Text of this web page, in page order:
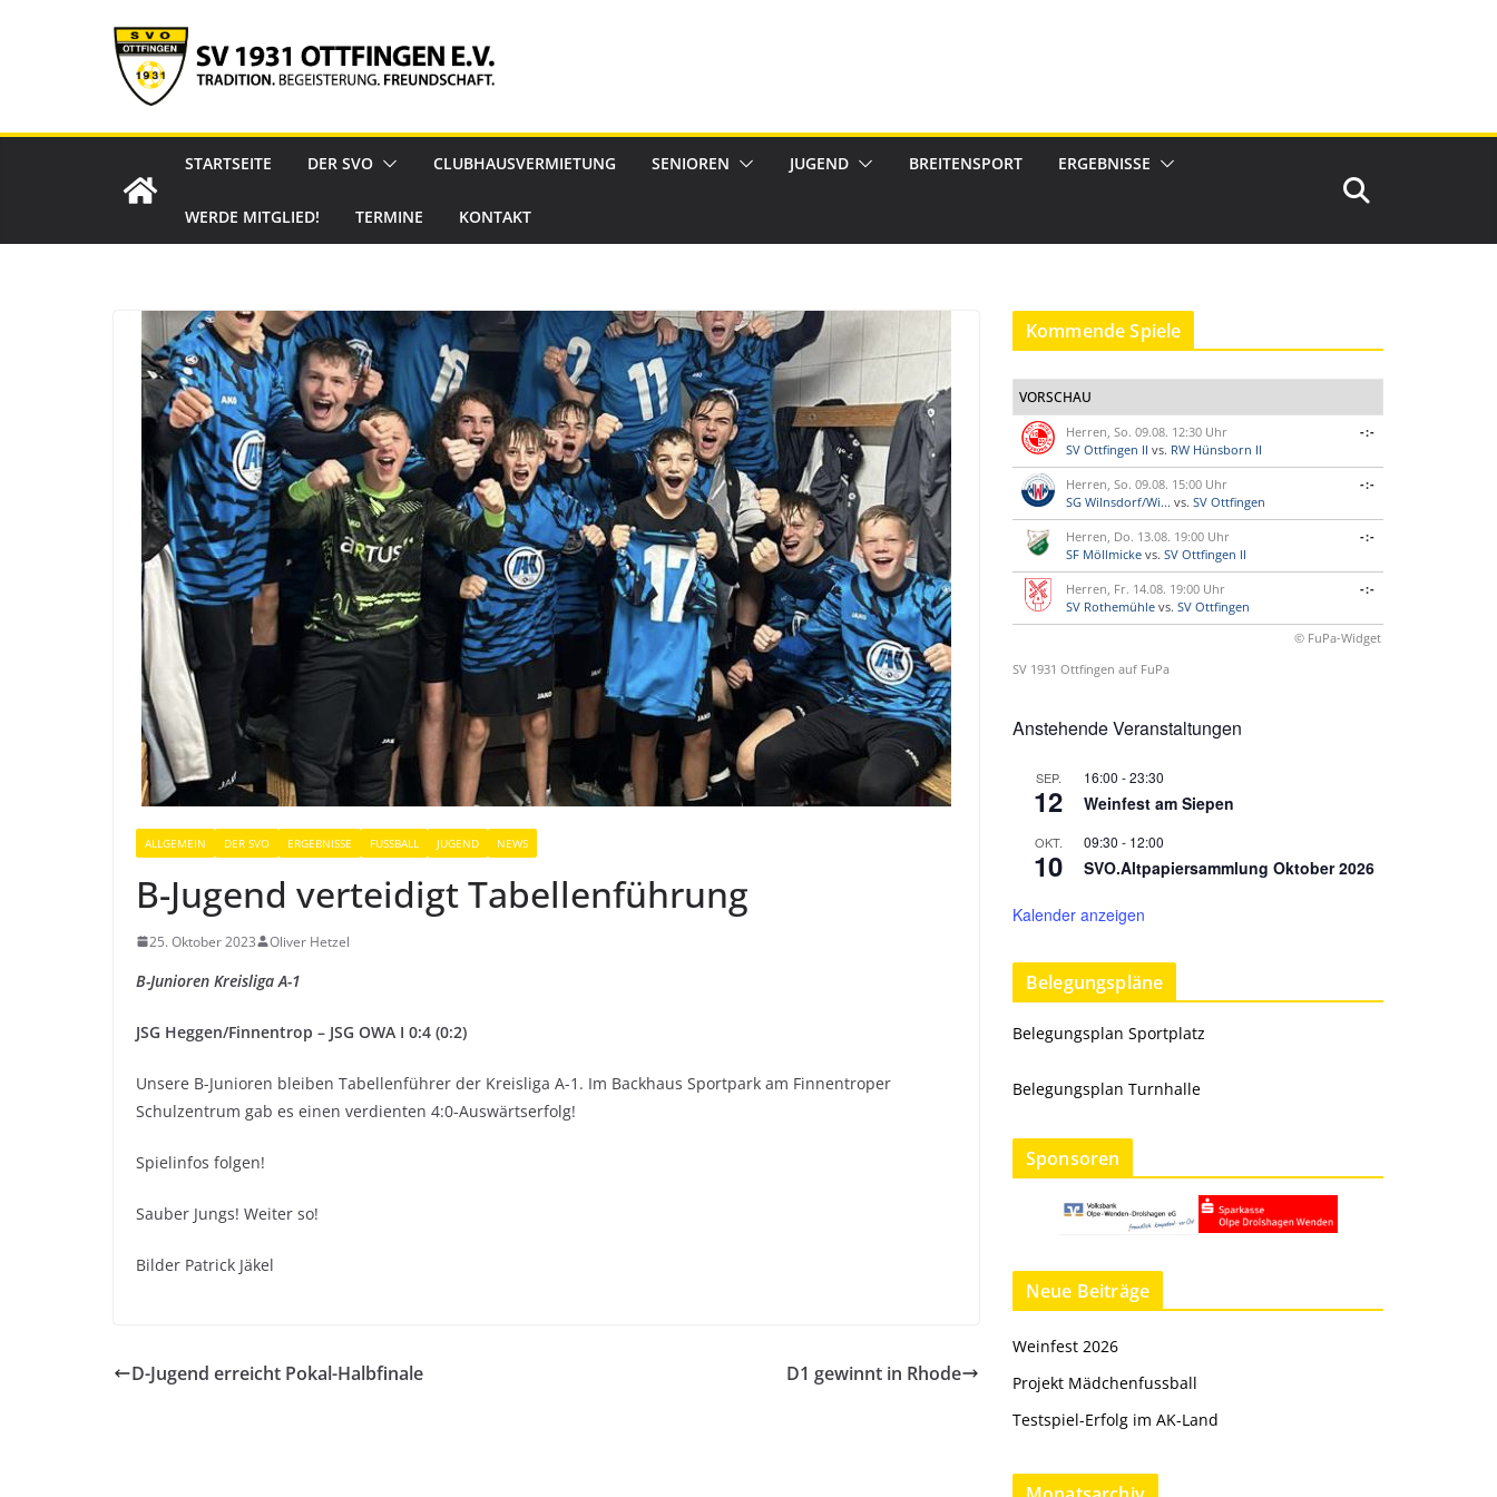
STARTSEITE DER SVO CLUBHAUSVERMIETUNG SENIOREN JUGEND BREITENSPORT ERGEBNISSE
WERDE MITGLIED! TERMINE KONTAKT
ALLGEMEIN DER SVO ERGEBNISSE FUSSBALL JUGEND NEWS
B-Jugend verteidigt Tabellenführung
25. Oktober 2023 Oliver Hetzel
B-Junioren Kreisliga A-1
JSG Heggen/Finnentrop – JSG OWA I 0:4 (0:2)
Unsere B-Junioren bleiben Tabellenführer der Kreisliga A-1. Im Backhaus Sportpark am Finnentroper
Schulzentrum gab es einen verdienten 4:0-Auswärtserfolg!
Spielinfos folgen!
Sauber Jungs! Weiter so!
Bilder Patrick Jäkel
D-Jugend erreicht Pokal-Halbfinale D1 gewinnt in Rhode
Kommende Spiele
VORSCHAU
Herren, So. 09.08. 12:30 Uhr
SV Ottfingen II vs. RW Hünsborn II
-:-
Herren, So. 09.08. 15:00 Uhr
SG Wilnsdorf/Wi... vs. SV Ottfingen
-:-
Herren, Do. 13.08. 19:00 Uhr
SF Möllmicke vs. SV Ottfingen II
-:-
Herren, Fr. 14.08. 19:00 Uhr
SV Rothemühle vs. SV Ottfingen
-:-
© FuPa-Widget
SV 1931 Ottfingen auf FuPa
Anstehende Veranstaltungen
SEP.
12
16:00 -23:30
Weinfest am Siepen
OKT.
10
09:30 - 12:00
SVO.Altpapiersammlung Oktober 2026
Kalender anzeigen
Belegungspläne
Belegungsplan Sportplatz
Belegungsplan Turnhalle
Sponsoren
Neue Beiträge
Weinfest 2026
Projekt Mädchenfussball
Testspiel-Erfolg im AK-Land